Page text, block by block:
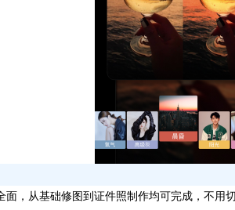
从基础修图到证件照制作均可完成，不用切